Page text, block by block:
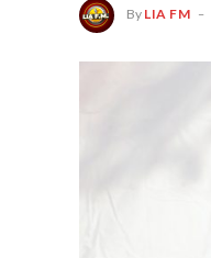
By LIA FM